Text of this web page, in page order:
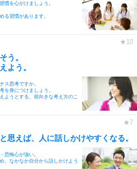
慣を心がけましょう。
る習慣があります。
う。
よう。
ス思考ですか。
を身につけましょう。
ようとする、前向きな考え方のこ
思えば、人に話しかけやすくなる。
恐怖心が強い。
、なかなか自分から話しかけよう